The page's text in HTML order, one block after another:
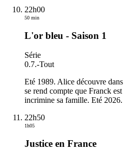
22h00
50 min
L'or bleu - Saison 1
Série
0.7.-Tout
Eté 1989. Alice découvre
se rend compte que Franck
incrimine sa famille. Eté 2026.
22h50
1h05
Justice en France